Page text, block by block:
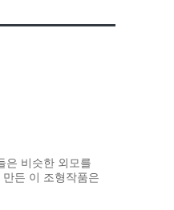
은 비슷한 외모를
든 이 조형작품은